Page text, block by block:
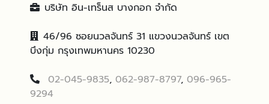
บริษัท อิน-เทร็นส บางกอก จำกัด
46/96 ซอยนวลจันทร์ 31 แขวงนวลจันทร์ เขต
บึงกุ่ม กรุงเทพมหานคร 10230
02-045-9835, 062-987-8797, 096-965-
9294